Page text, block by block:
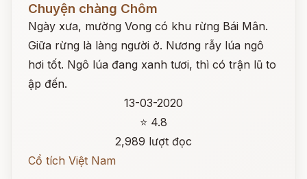
Chuyện chàng Chôm
Ngày xưa, mường Vong có khu rừng Bái Mân.
Giữa rừng là làng người ở. Nương rẫy lúa ngô
hơi tốt. Ngô lúa đang xanh tươi, thì có trận lũ to
ập đến.
13-03-2020
⭐ 4.8
2,989 lượt đọc
Cổ tích Việt Nam